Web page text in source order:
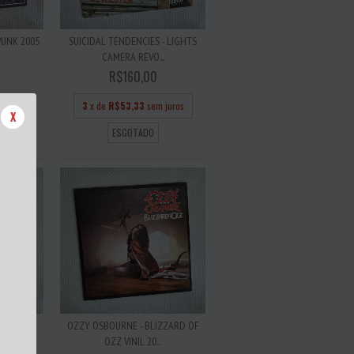
X
2005
juros
SUICIDAL TENDENCIES - LIGHTS
CAMERA REVO...
R$160,00
3 x de R$53,33 sem juros
ESGOTADO
OZZY OSBOURNE - BLIZZARD OF
OZZ VINIL 20...